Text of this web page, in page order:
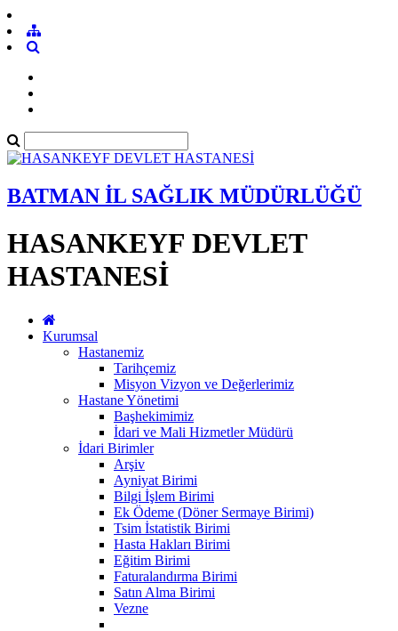
BATMAN İL SAĞLIK MÜDÜRLÜĞÜ
HASANKEYF DEVLET
HASTANESİ
Kurumsal
Hastanemiz
Tarihçemiz
Misyon Vizyon ve Değerlerimiz
Hastane Yönetimi
Başhekimimiz
İdari ve Mali Hizmetler Müdürü
İdari Birimler
Arşiv
Ayniyat Birimi
Bilgi İşlem Birimi
Ek Ödeme (Döner Sermaye Birimi)
Tsim İstatistik Birimi
Hasta Hakları Birimi
Eğitim Birimi
Faturalandırma Birimi
Satın Alma Birimi
Vezne